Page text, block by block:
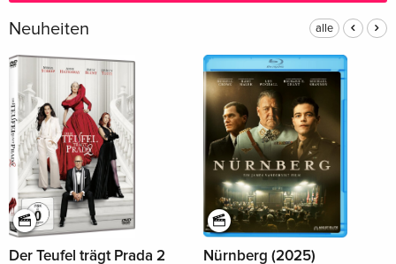
Neuheiten alle
Der Teufel trägt Prada 2
Nürnberg (2025)